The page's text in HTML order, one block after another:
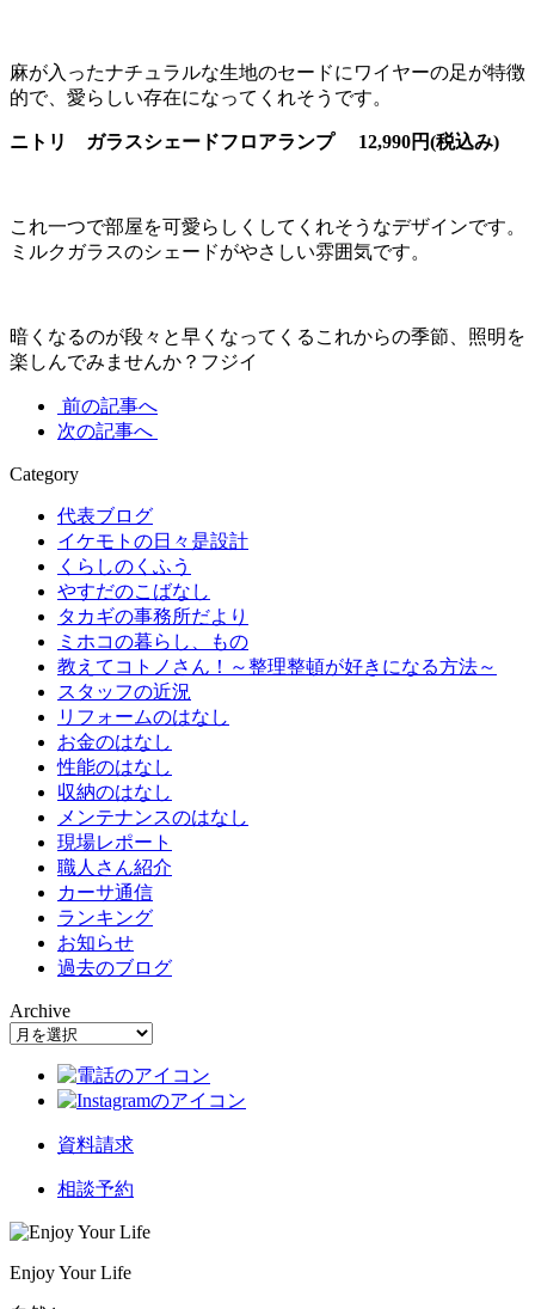
麻が入ったナチュラルな生地のセードにワイヤーの足が特徴
的で、愛らしい存在になってくれそうです。
ニトリ ガラスシェードフロアランプ 12,990円(税込み)
これ一つで部屋を可愛らしくしてくれそうなデザインです。
ミルクガラスのシェードがやさしい雰囲気です。
暗くなるのが段々と早くなってくるこれからの季節、照明を
楽しんでみませんか？フジイ
前の記事へ
次の記事へ
Category
代表ブログ
イケモトの日々是設計
くらしのくふう
やすだのこばなし
タカギの事務所だより
ミホコの暮らし、もの
教えてコトノさん！～整理整頓が好きになる方法～
スタッフの近況
リフォームのはなし
お金のはなし
性能のはなし
収納のはなし
メンテナンスのはなし
現場レポート
職人さん紹介
カーサ通信
ランキング
お知らせ
過去のブログ
Archive
資料請求
相談予約
Enjoy Your Life